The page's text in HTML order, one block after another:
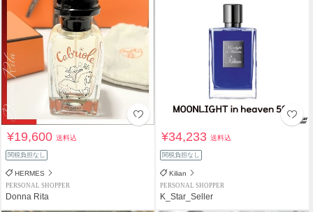
¥19,600送料込
関税負担なし
HERMES
PERSONAL SHOPPER
Donna Rita
¥34,233送料込
関税負担なし
Kilian
PERSONAL SHOPPER
K_Star_Seller